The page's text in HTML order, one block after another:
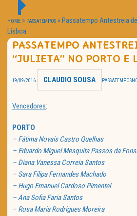
HOME CINEMA
NOTA PESSOAL
TRAILER DO DIA
HOME » PASSATEMPOS »Passatempo Antestreia
Lisboa
PASSATEMPO
“JULIETA” NO PORTO E
19/09/2016 CLAUDIO SOUSA PASSATEMPOS
Vencedores:
PORTO
– Fátima Novais Castro Quelhas
– Eduardo Miguel Mesquita Passos da
– Diana Vanessa Correia Santos
– Sara Filipa Fernandes Machado
– Hugo Emanuel Cardoso Pimentel
– Ana Sofia Faria Santos
– Rosa Maria Rodrigues Moreira